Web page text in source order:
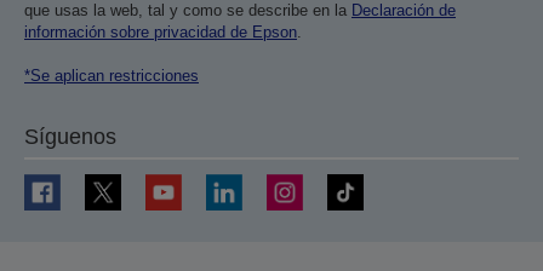
que usas la web, tal y como se describe en la Declaración de
información sobre privacidad de Epson.
*Se aplican restricciones
Síguenos